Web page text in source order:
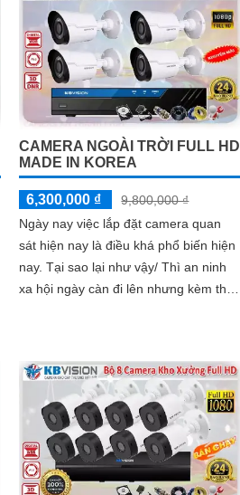
CAMERA NGOÀI TRỜI FULL HD
MADE IN KOREA
6,300,000 ₫
9,800,000 ₫
Ngày nay việc lắp đặt camera quan
sát hiện nay là điều khá phổ biến hiện
nay. Tại sao lại như vậy/ Thì an ninh
xa hội ngày càn đi lên nhưng kèm theo